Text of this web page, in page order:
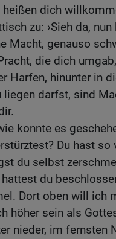
heißen dich
zu: ›Sieh da,
Macht, genauso
die dich
Harfen, hinunter in
liegen darfst, sind
konnte es
Du hast so
du selbst
du
Dort oben will ich
höher sein als
nieder, im fernsten